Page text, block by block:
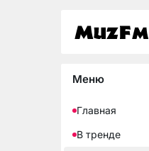
Меню
Главная
В тренде